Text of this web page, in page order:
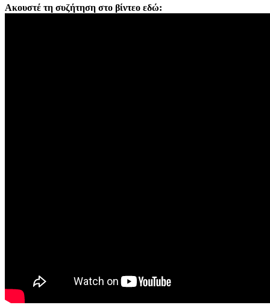
Ακουστέ τη συζήτηση στο βίντεο εδώ: